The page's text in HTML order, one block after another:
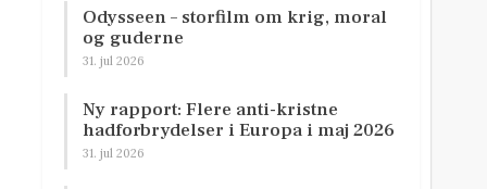
Odysseen – storfilm om krig, moral
og guderne
31. jul 2026
Ny rapport: Flere anti-kristne
hadforbrydelser i Europa i maj 2026
31. jul 2026